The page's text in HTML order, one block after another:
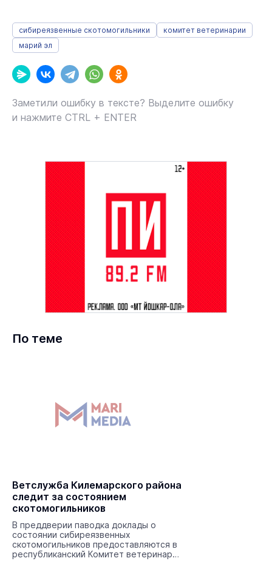
сибиреязвенные скотомогильники
комитет ветеринарии
марий эл
Заметили ошибку в тексте? Выделите ошибку
и нажмите CTRL + ENTER
По теме
Ветслужба Килемарского района
следит за состоянием
скотомогильников
В преддверии паводка доклады о
состоянии сибиреязвенных
скотомогильников предоставляются в
республиканский Комитет ветеринарии